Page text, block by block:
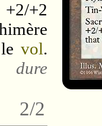
+2
vol.
2/2